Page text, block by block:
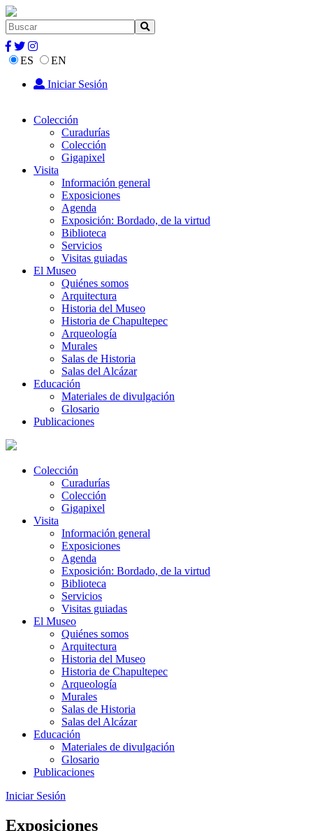
ES
EN
Iniciar Sesión
Colección
Curadurías
Colección
Gigapixel
Visita
Información general
Exposiciones
Agenda
Exposición: Bordado, de la virtud
Biblioteca
Servicios
Visitas guiadas
El Museo
Quiénes somos
Arquitectura
Historia del Museo
Historia de Chapultepec
Arqueología
Murales
Salas de Historia
Salas del Alcázar
Educación
Materiales de divulgación
Glosario
Publicaciones
Colección
Curadurías
Colección
Gigapixel
Visita
Información general
Exposiciones
Agenda
Exposición: Bordado, de la virtud
Biblioteca
Servicios
Visitas guiadas
El Museo
Quiénes somos
Arquitectura
Historia del Museo
Historia de Chapultepec
Arqueología
Murales
Salas de Historia
Salas del Alcázar
Educación
Materiales de divulgación
Glosario
Publicaciones
Iniciar Sesión
Exposiciones